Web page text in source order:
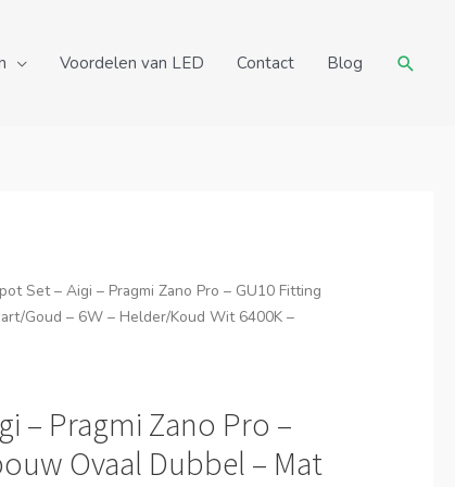
Voordelen van LED Contact Blog
Set – Aigi – Pragmi Zano Pro – GU10 Fitting
Goud – 6W – Helder/Koud Wit 6400K –
– Pragmi Zano Pro –
Ovaal Dubbel – Mat